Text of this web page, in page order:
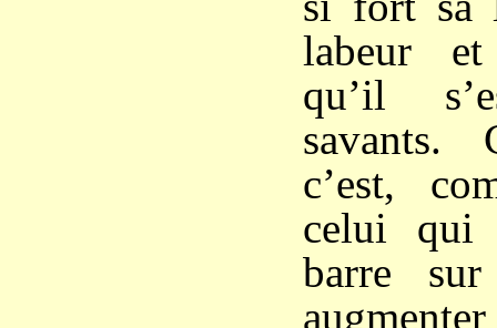
labeur
qu’il
savants.
c’est,
celui qui
barre